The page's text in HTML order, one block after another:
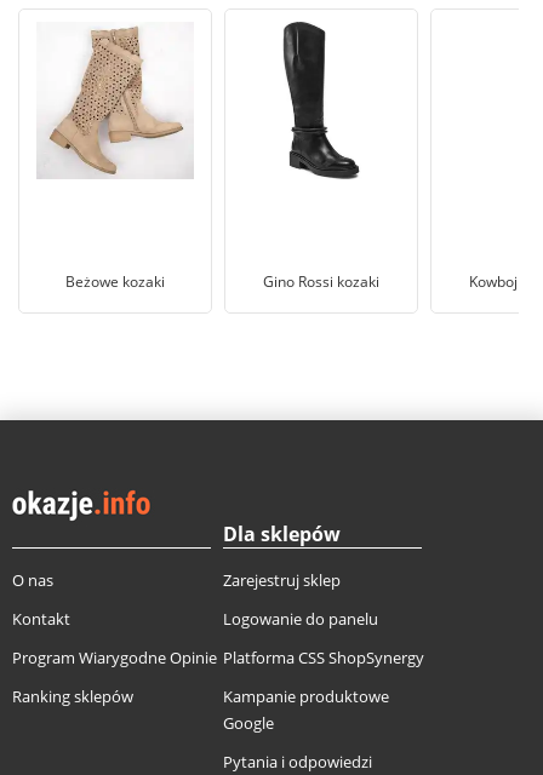
Beżowe kozaki Gino Rossi kozaki Kowbojki
O nas
Kontakt
Program Wiarygodne Opinie
Ranking sklepów
Dla sklepów
Zarejestruj sklep
Logowanie do panelu
Platforma CSS ShopSynergy
Kampanie produktowe
Google
Pytania i odpowiedzi